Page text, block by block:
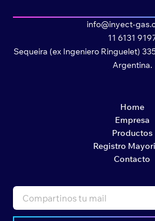
info@inyect-
11 6131
Sequeira (ex Ingeniero Ringuelet)
Argentina.
Home
Empresa
Productos
Registro
Contacto